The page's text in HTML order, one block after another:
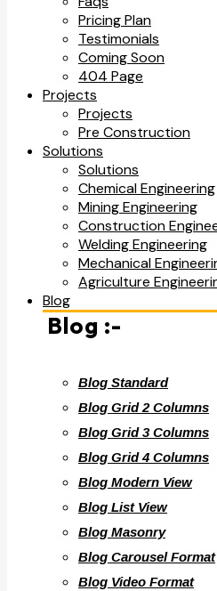
Pricing Plan
Testimonials
Coming Soon
404 Page
Projects
Projects
Pre Construction
Solutions
Solutions
Chemical Engineering
Mining Engineering
Construction
Welding Engineering
Mechanical
Agriculture
Blog
Blog :-
Blog Standard
Blog Grid 2 Columns
Blog Grid 3 Columns
Blog Grid 4 Columns
Blog Modern View
Blog List View
Blog Masonry
Blog Carousel Format
Blog Video Format